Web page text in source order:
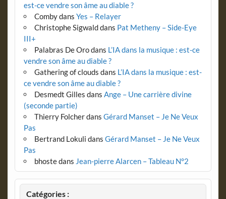
est-ce vendre son âme au diable ?
Combydans Yes – Relayer
Christophe Sigwalddans Pat Metheny – Side-Eye
III+
Palabras De Orodans L’IA dans la musique : est-ce
vendre son âme au diable ?
Gathering of clouds dans L’IA dans la musique : est-
ce vendre son âme au diable ?
Desmedt Gilles dans Ange – Une carrière divine
(seconde partie)
Thierry Folcherdans Gérard Manset – Je Ne Veux
Pas
Bertrand Lokuli dans Gérard Manset – Je Ne Veux
Pas
bhostedans Jean-pierre Alarcen – Tableau N°2
Catégories :